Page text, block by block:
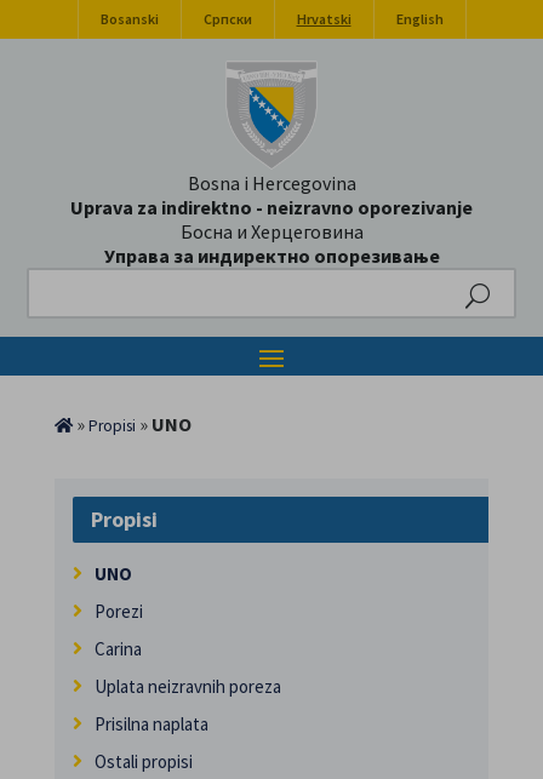
Bosanski Српски Hrvatski English
Bosna i Hercegovina
Uprava za indirektno - neizravno oporezivanje
Босна и Херцеговина
Управа за индиректно опорезивање
»Propisi » UNO
Propisi
UNO
Porezi
Carina
Uplata neizravnih poreza
Prisilna naplata
Ostali propisi